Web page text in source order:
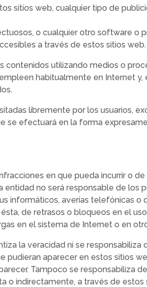
sitios web, cualquier tipo de
o cualquier otro software
a través de estos sitios web.
contenidos utilizando medios o
habitualmente en Internet
libremente por los usuarios,
se efectuará en la forma
en que pueda incurrir o
no será responsable de los
informáticos, averías telefónicas
de retrasos o bloqueos en el
en el sistema de Internet o en
la veracidad ni se
aparecer en estos sitios
Tampoco se responsabiliza
o indirectamente, a través de